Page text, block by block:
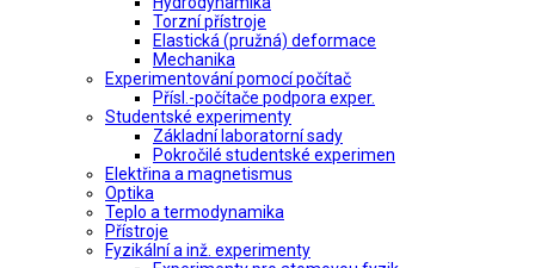
Torzní přístroje
Elastická (pružná) deformace
Mechanika
Experimentování pomocí počítač
Přísl.-počítače podpora exper.
Studentské experimenty
Základní laboratorní sady
Pokročilé studentské experimen
Elektřina a magnetismus
Optika
Teplo a termodynamika
Přístroje
Fyzikální a inž. experimenty